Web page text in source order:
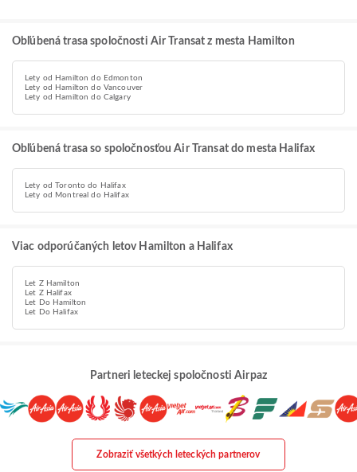
Obľúbená trasa spoločnosti Air Transat z mesta Hamilton
Lety od Hamilton do Edmonton
Lety od Hamilton do Vancouver
Lety od Hamilton do Calgary
Obľúbená trasa so spoločnosťou Air Transat do mesta Halifax
Lety od Toronto do Halifax
Lety od Montreal do Halifax
Viac odporúčaných letov Hamilton a Halifax
Let Z Hamilton
Let Z Halifax
Let Do Hamilton
Let Do Halifax
Partneri leteckej spoločnosti Airpaz
Zobraziť všetkých leteckých partnerov